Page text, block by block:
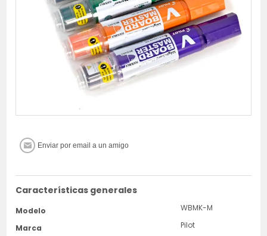
Características generales
Modelo
WBMK-M
Marca
Pilot